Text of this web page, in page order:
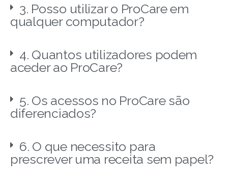
3. Posso utilizar o ProCare em
qualquer computador?
4. Quantos utilizadores podem
aceder ao ProCare?
5. Os acessos no ProCare são
diferenciados?
6. O que necessito para
prescrever uma receita sem papel?